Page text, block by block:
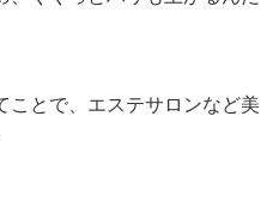
ことで、エステサロンなど美